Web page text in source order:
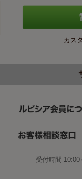
カス
受付時間 10:00